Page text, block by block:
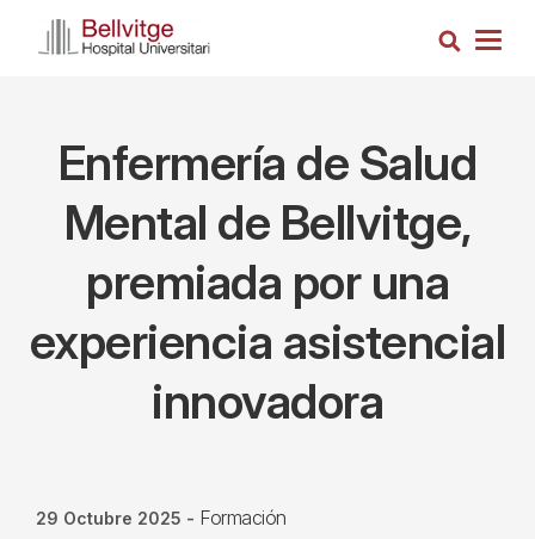
Busca
Enfermería de Salud
Mental de Bellvitge,
premiada por una
experiencia asistencial
innovadora
29 Octubre 2025 - Formación